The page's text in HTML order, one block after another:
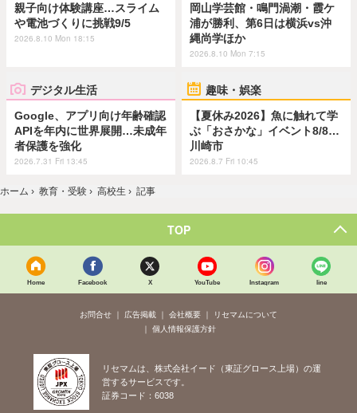
親子向け体験講座…スライム
や電池づくりに挑戦9/5
2026.8.10 Mon 18:15
岡山学芸館・鳴門渦潮・霞ケ
浦が勝利、第6日は横浜vs沖
縄尚学ほか
2026.8.10 Mon 7:15
デジタル生活
Google、アプリ向け年齢確認
APIを年内に世界展開…未成年
者保護を強化
2026.7.31 Fri 13:45
趣味・娯楽
【夏休み2026】魚に触れて学
ぶ「おさかな」イベント8/8…
川崎市
2026.8.7 Fri 10:45
ホーム › 教育・受験 › 高校生 › 記事
TOP
Home Facebook X YouTube Instagram line
お問合せ 広告掲載 会社概要
リセマムについて
個人情報保護方針
リセマムは、株式会社イード（東証グロース上場）の運
営するサービスです。
証券コード：6038